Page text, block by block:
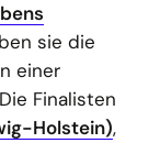
sie die
einer
Finalisten
Holstein),